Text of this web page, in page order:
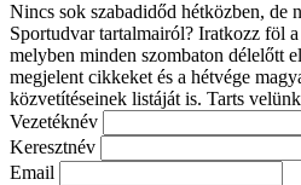
Nincs sok szabadidőd hétközben, de
Sportudvar tartalmairól? Iratkozz föl
melyben minden szombaton délelőtt
megjelent cikkeket és a hétvége
közvetítéseinek listáját is. Tarts
Vezetéknév
Keresztnév
Email